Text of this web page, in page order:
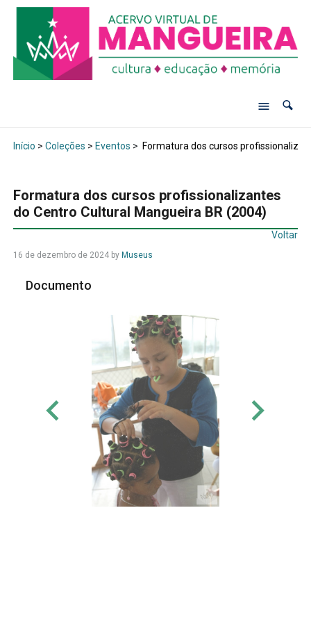
Início > Coleções > Eventos > Formatura dos cursos
Formatura dos cursos profissionalizantes
do Centro Cultural Mangueira BR (2004)
Voltar
16 de dezembro de 2024by Museus
Documento